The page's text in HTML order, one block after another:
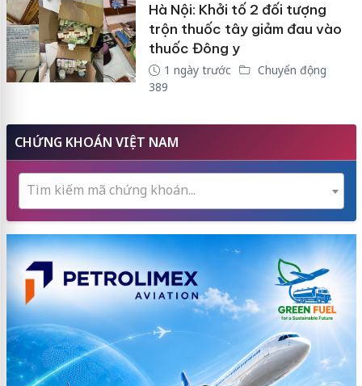
Hà Nội: Khởi tố 2 đối tượng
trộn thuốc tây giảm đau vào
thuốc Đông y
1 ngày trước
Chuyển động
389
CHỨNG KHOÁN VIỆT NAM
Tìm kiếm mã chứng khoán...